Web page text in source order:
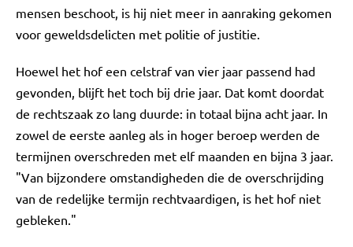
mensen beschoot, is hij niet meer in aanraking gekomen
voor geweldsdelicten met politie of justitie.
Hoewel het hof een celstraf van vier jaar passend had
gevonden, blijft het toch bij drie jaar. Dat komt doordat
de rechtszaak zo lang duurde: in totaal bijna acht jaar. In
zowel de eerste aanleg als in hoger beroep werden de
termijnen overschreden met elf maanden en bijna 3 jaar.
"Van bijzondere omstandigheden die de overschrijding
van de redelijke termijn rechtvaardigen, is het hof niet
gebleken."